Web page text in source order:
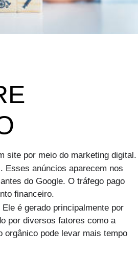
site por meio do marketing digital.
Esses anúncios aparecem nos
do Google. O tráfego pago
financeiro.
é gerado principalmente por
por diversos fatores como a
orgânico pode levar mais tempo